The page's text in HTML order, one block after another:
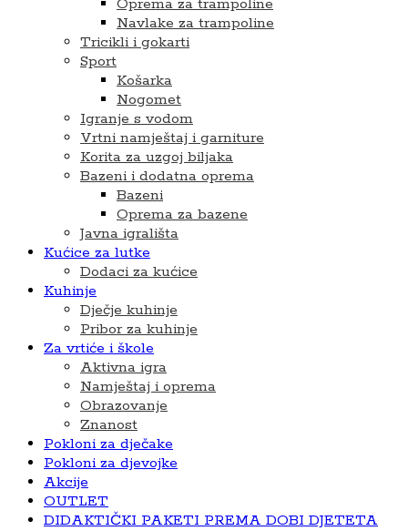
Oprema za trampoline
Navlake za trampoline
Tricikli i gokarti
Sport
Košarka
Nogomet
Igranje s vodom
Vrtni namještaj i garniture
Korita za uzgoj biljaka
Bazeni i dodatna oprema
Bazeni
Oprema za bazene
Javna igrališta
Kućice za lutke
Dodaci za kućice
Kuhinje
Dječje kuhinje
Pribor za kuhinje
Za vrtiće i škole
Aktivna igra
Namještaj i oprema
Obrazovanje
Znanost
Pokloni za dječake
Pokloni za djevojke
Akcije
OUTLET
DIDAKTIČKI PAKETI PREMA DOBI DJETETA